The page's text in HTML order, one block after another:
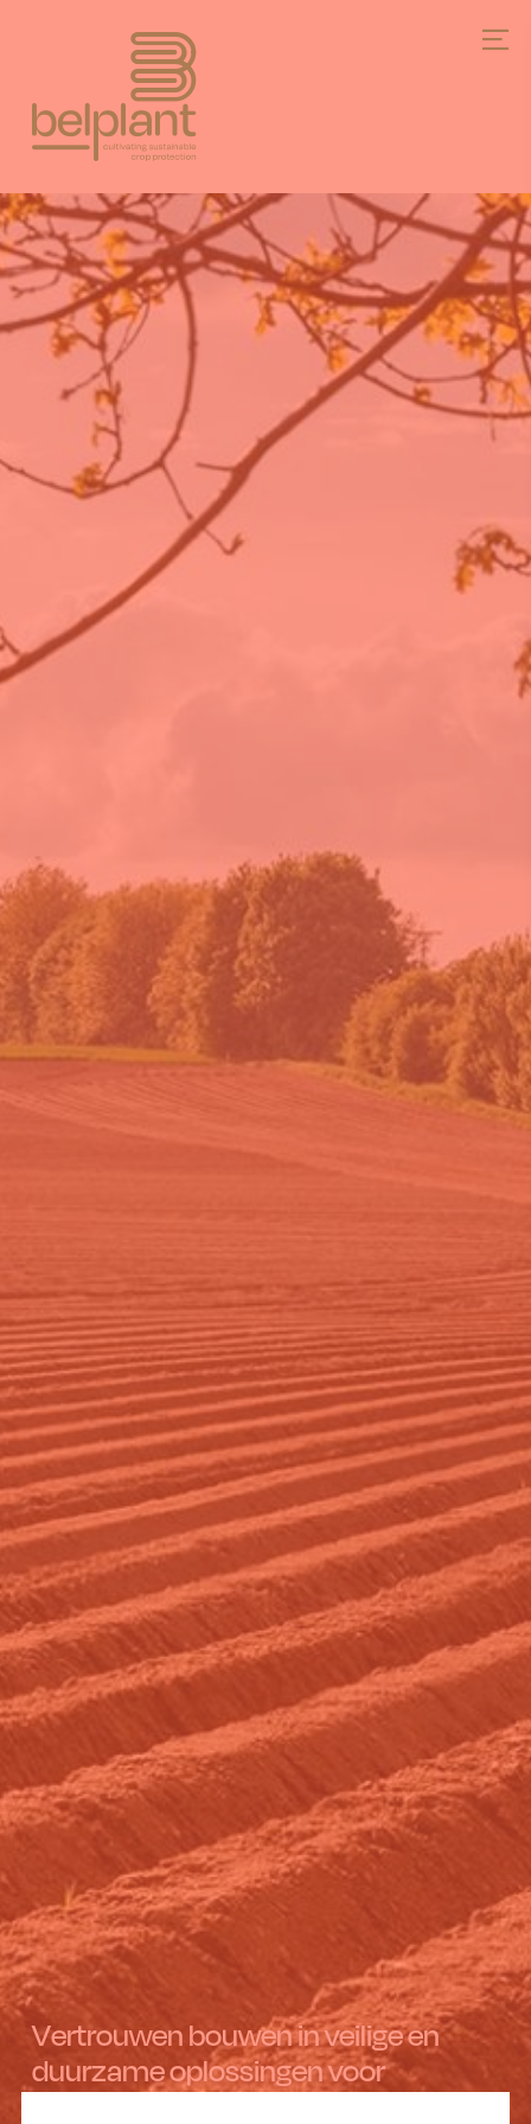
Vertrouwen bouwen in veilige en
duurzame oplossingen voor